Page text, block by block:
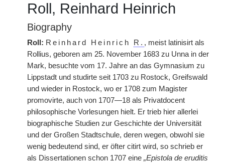
Roll, Reinhard Heinrich
Biography
Roll: Reinhard Heinrich R. , meist latinisirt als
Rollius, geboren am 25. November 1683 zu Unna in der
Mark, besuchte vom 17. Jahre an das Gymnasium zu
Lippstadt und studirte seit 1703 zu Rostock, Greifswald
und wieder in Rostock, wo er 1708 zum Magister
promovirte, auch von 1707—18 als Privatdocent
philosophische Vorlesungen hielt. Er trieb hier allerlei
biographische Studien zur Geschichte der Universität
und der Großen Stadtschule, deren wegen, obwohl sie
wenig bedeutend sind, er öfter citirt wird, so schrieb er
als Dissertationen schon 1707 eine „Epistola de eruditis